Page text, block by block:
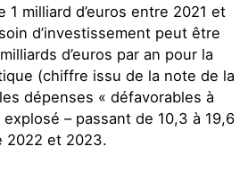
milliard d’euros entre 2021 et
d’investissement peut être
d’euros par an pour la
(chiffre issu de la note de la
dépenses « défavorables à
explosé – passant de 10,3 à 19,6
2022 et 2023.